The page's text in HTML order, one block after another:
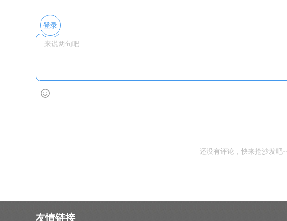
登录
还没有评论，快来抢沙发吧~
友情链接